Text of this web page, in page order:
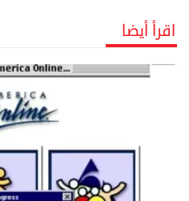
اقرأ أيضا